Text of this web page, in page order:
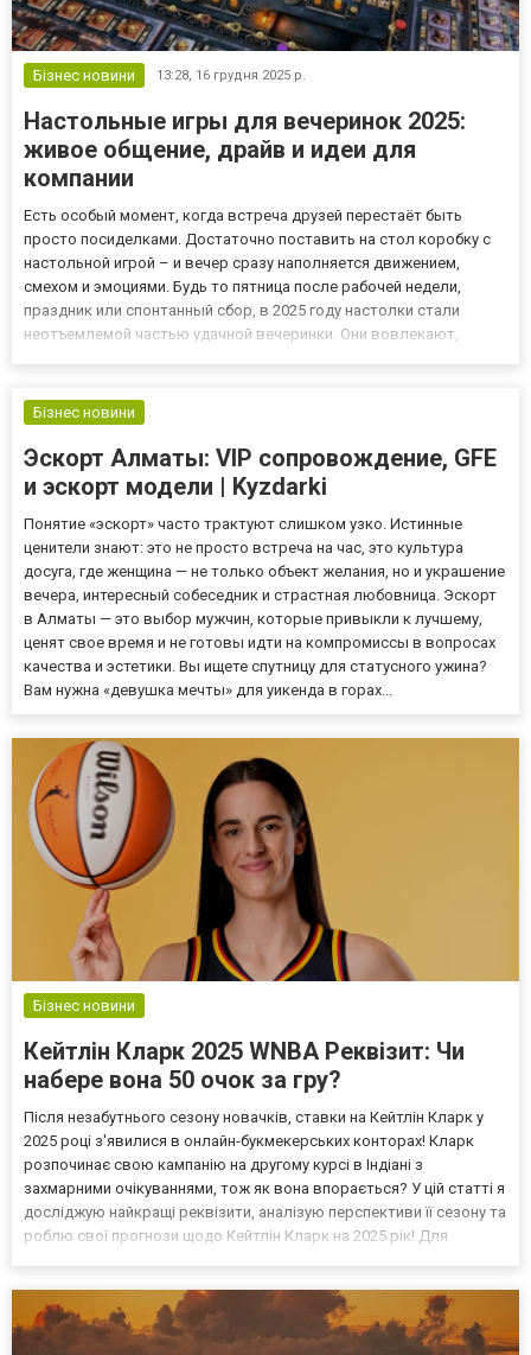
Бізнес новини 13:28, 16 грудня 2025 р.
Настольные игры для вечеринок 2025:
живое общение, драйв и идеи для
компании
Есть особый момент, когда встреча друзей перестаёт быть
просто посиделками. Достаточно поставить на стол коробку с
настольной игрой – и вечер сразу наполняется движением,
смехом и эмоциями. Будь то пятница после рабочей недели,
праздник или спонтанный сбор, в 2025 году настолки стали
неотъемлемой частью удачной вечеринки. Они вовлекают,
https://domigr.com.ua/na-dvoi...
Бізнес новини
Эскорт Алматы: VIP сопровождение, GFE
и эскорт модели | Kyzdarki
Понятие «эскорт» часто трактуют слишком узко. Истинные
ценители знают: это не просто встреча на час, это культура
досуга, где женщина — не только объект желания, но и украшение
вечера, интересный собеседник и страстная любовница. Эскорт
в Алматы — это выбор мужчин, которые привыкли к лучшему,
ценят свое время и не готовы идти на компромиссы в вопросах
качества и эстетики. Вы ищете спутницу для статусного ужина?
Вам нужна «девушка мечты» для уикенда в горах...
Бізнес новини
Кейтлін Кларк 2025 WNBA Реквізит: Чи
набере вона 50 очок за гру?
Після незабутнього сезону новачків, ставки на Кейтлін Кларк у
2025 році з'явилися в онлайн-букмекерських конторах! Кларк
розпочинає свою кампанію на другому курсі в Індіані з
захмарними очікуваннями, тож як вона впорається? У цій статті я
досліджую найкращі реквізити, аналізую перспективи її сезону та
роблю свої прогнози щодо Кейтлін Кларк на 2025 рік! Для